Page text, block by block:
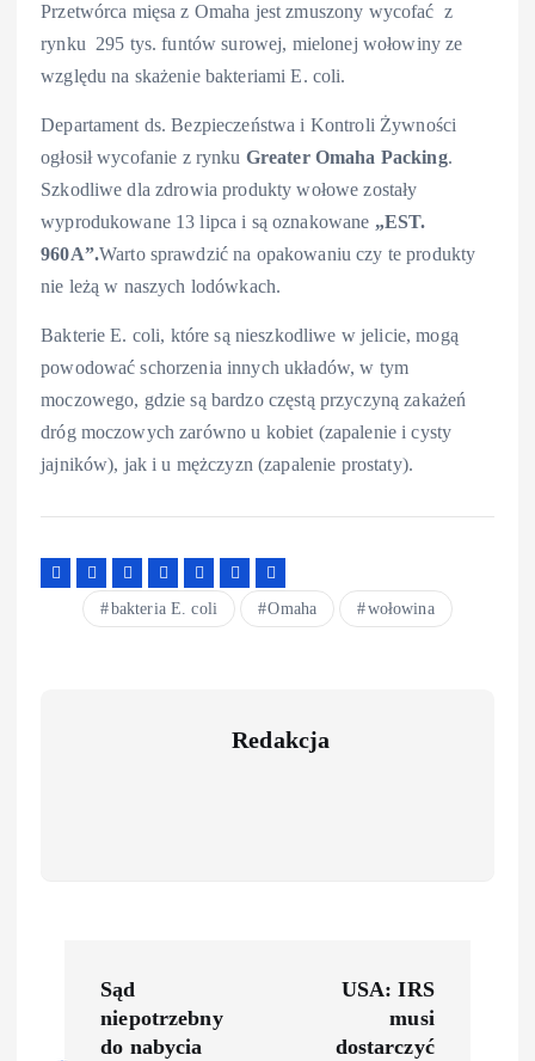
Przetwórca mięsa z Omaha jest zmuszony wycofać z
rynku 295 tys. funtów surowej, mielonej wołowiny ze
względu na skażenie bakteriami E. coli.
Departament ds. Bezpieczeństwa i Kontroli Żywności
ogłosił wycofanie z rynku Greater Omaha Packing.
Szkodliwe dla zdrowia produkty wołowe zostały
wyprodukowane 13 lipca i są oznakowane „EST.
960A”.Warto sprawdzić na opakowaniu czy te produkty
nie leżą w naszych lodówkach.
Bakterie E. coli, które są nieszkodliwe w jelicie, mogą
powodować schorzenia innych układów, w tym
moczowego, gdzie są bardzo częstą przyczyną zakażeń
dróg moczowych zarówno u kobiet (zapalenie i cysty
jajników), jak i u mężczyzn (zapalenie prostaty).
bakteria E. coli Omaha wołowina
Redakcja
Sąd
niepotrzebny
do nabycia
USA: IRS
musi
dostarczyć